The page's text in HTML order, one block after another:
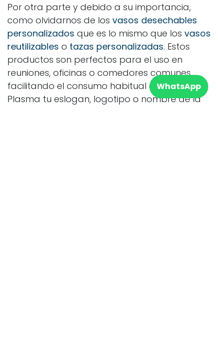
Por otra parte y debido a su importancia,
como olvidarnos de los vasos desechables
personalizados que es lo mismo que los vasos
reutilizables o tazas personalizadas. Estos
productos son perfectos para el uso en
reuniones, oficinas o comedores comunes
facilitando el consumo habitual de líquidos.
Plasma tu eslogan, logotipo o nombre de la
WhatsApp